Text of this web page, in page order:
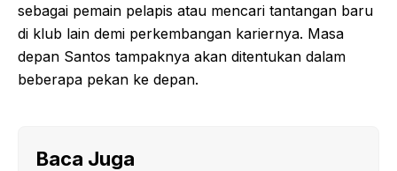
sebagai pemain pelapis atau mencari tantangan baru
di klub lain demi perkembangan kariernya. Masa
depan Santos tampaknya akan ditentukan dalam
beberapa pekan ke depan.
Baca Juga